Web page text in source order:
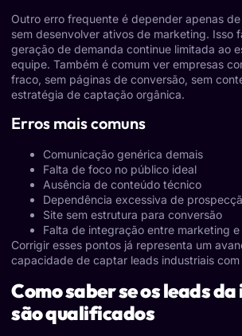
Outro erro frequente é depender apenas
sem desenvolver ativos de marketing. Isso
geração de demanda continue limitada ao
equipe. Também é comum ver empresas
fraco, sem páginas de conversão, sem
estratégia de captação orgânica.
Erros mais comuns
Comunicação genérica demais
Falta de foco no público ideal
Ausência de conteúdo técnico
Dependência excessiva de
Site sem estrutura para conversão
Falta de integração entre marketing
Corrigir esses pontos já representa um
capacidade de captar leads industriais com
Como saber se os leads
são qualificados